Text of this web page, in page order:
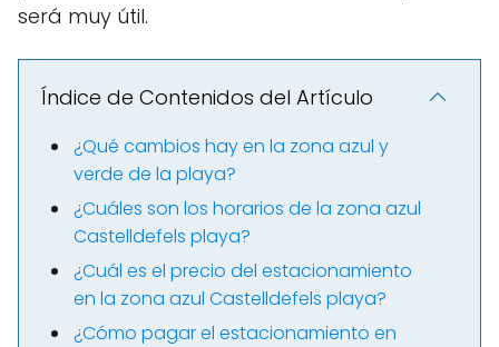
será muy útil.
Índice de Contenidos del Artículo
¿Qué cambios hay en la zona azul y
verde de la playa?
¿Cuáles son los horarios de la zona azul
Castelldefels playa?
¿Cuál es el precio del estacionamiento
en la zona azul Castelldefels playa?
¿Cómo pagar el estacionamiento en